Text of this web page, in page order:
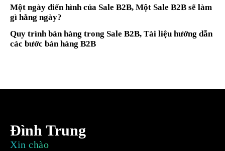
Một ngày điển hình của Sale B2B, Một Sale B2B sẽ làm
gì hằng ngày?
Quy trình bán hàng trong Sale B2B, Tài liệu hướng dẫn
các bước bán hàng B2B
Đình Trung
Xin chào